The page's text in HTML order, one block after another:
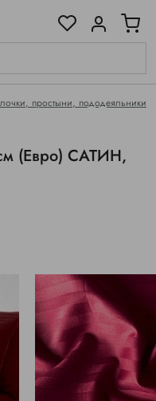
простыни, пододеяльники
(Евро) САТИН,